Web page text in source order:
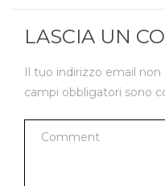
LASCIA UN
Il tuo indirizzo email non
campi obbligatori sono